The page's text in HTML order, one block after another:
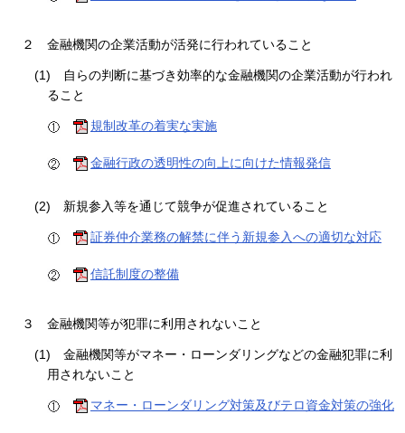
２ 金融機関の企業活動が活発に行われていること
(1)
自らの判断に基づき効率的な金融機関の企業活動が行われ
ること
規制改革の着実な実施
金融行政の透明性の向上に向けた情報発信
(2) 新規参入等を通じて競争が促進されていること
証券仲介業務の解禁に伴う新規参入への適切な対応
信託制度の整備
３ 金融機関等が犯罪に利用されないこと
(1)
金融機関等がマネー・ローンダリングなどの金融犯罪に利
用されないこと
マネー・ローンダリング対策及びテロ資金対策の強化